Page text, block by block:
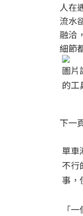
人在
流水
融洽
細節
圖片
的工
下一
單車
不行
事，
「